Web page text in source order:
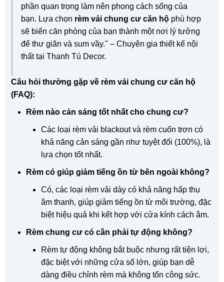
phần quan trọng làm nên phong cách sống của
bạn. Lựa chọn rèm vải chung cư căn hộ phù hợp
sẽ biến căn phòng của bạn thành một nơi lý tưởng
để thư giãn và sum vầy." – Chuyên gia thiết kế nội
thất tại Thanh Tú Decor.
Câu hỏi thường gặp về rèm vải chung cư căn hộ
(FAQ):
Rèm nào cản sáng tốt nhất cho chung cư?
Các loại rèm vải blackout và rèm cuốn trơn có
khả năng cản sáng gần như tuyệt đối (100%), là
lựa chọn tốt nhất.
Rèm có giúp giảm tiếng ồn từ bên ngoài không?
Có, các loại rèm vải dày có khả năng hấp thụ
âm thanh, giúp giảm tiếng ồn từ môi trường, đặc
biệt hiệu quả khi kết hợp với cửa kính cách âm.
Rèm chung cư có cần phải tự động không?
Rèm tự động không bắt buộc nhưng rất tiện lợi,
đặc biệt với những cửa sổ lớn, giúp bạn dễ
dàng điều chỉnh rèm mà không tốn công sức.